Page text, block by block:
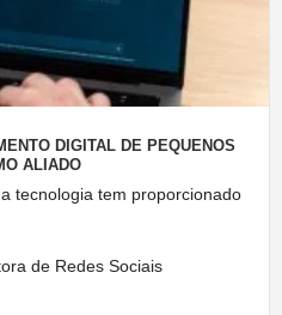
DIGITAL DE PEQUENOS
ALIADO
tecnologia tem proporcionado
de Redes Sociais